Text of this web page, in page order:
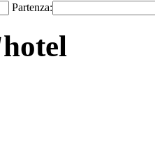
Partenza: